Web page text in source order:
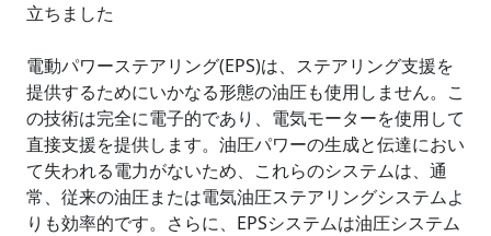
立ちました
電動パワーステアリング(EPS)は、ステアリング支援を
提供するためにいかなる形態の油圧も使用しません。こ
の技術は完全に電子的であり、電気モーターを使用して
直接支援を提供します。油圧パワーの生成と伝達におい
て失われる電力がないため、これらのシステムは、通
常、従来の油圧または電気油圧ステアリングシステムよ
りも効率的です。さらに、EPSシステムは油圧システム